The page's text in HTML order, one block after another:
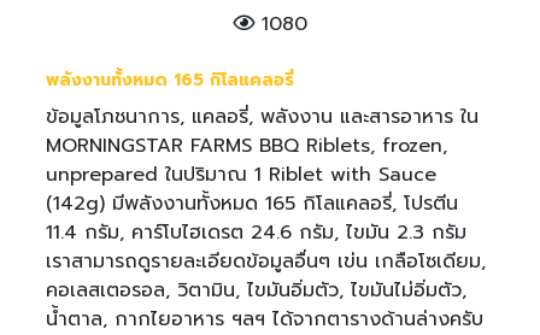
1080
พลังงานทั้งหมด 165 กิโลแคลอรี่
ข้อมูลโภชนาการ, แคลอรี่, พลังงาน และสารอาหาร ใน
MORNINGSTAR FARMS BBQ Riblets, frozen,
unprepared ในปริมาณ 1 Riblet with Sauce
(142g) มีพลังงานทั้งหมด 165 กิโลแคลอรี่, โปรตีน
11.4 กรัม, คาร์โบไฮเดรต 24.6 กรัม, ไขมัน 2.3 กรัม
เราสามารถดูรายละเอียดข้อมูลอื่นๆ เข่น เกลือโซเดียม,
คอเลสเตอรอล, วิตามิน, ไขมันอิ่มตัว, ไขมันไม่อิ่มตัว,
น้ำตาล, กากไยอาหาร ฯลฯ ได้จากตารางด้านล่างครับ